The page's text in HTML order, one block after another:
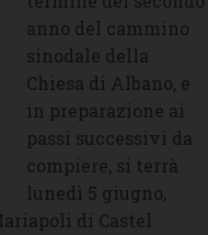
anno del cammino
sinodale della
Chiesa di Albano, e
in preparazione ai
passi successivi da
compiere, si terrà
lunedì 5 giugno,
di Castel